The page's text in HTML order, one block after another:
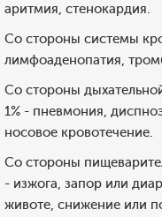
аритмия, стенокардия.
Со стороны системы
лимфоаденопатия,
Со стороны
1% - пневмония,
носовое кровотечение.
Со стороны
- изжога, запор или
животе, снижение или